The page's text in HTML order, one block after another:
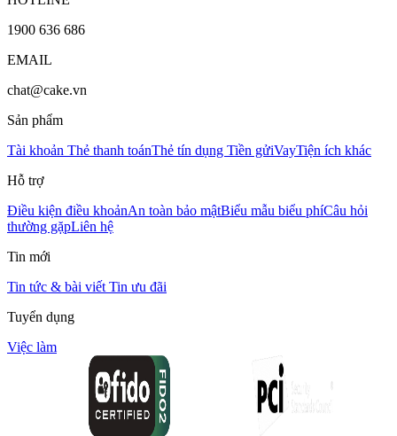
1900 636 686
EMAIL
chat@cake.vn
Sản phẩm
Tài khoản Thẻ thanh toánThẻ tín dụng Tiền gửiVayTiện ích khác
Hỗ trợ
Điều kiện điều khoảnAn toàn bảo mậtBiểu mẫu biểu phíCâu hỏi
thường gặpLiên hệ
Tin mới
Tin tức & bài viết Tin ưu đãi
Tuyển dụng
Việc làm